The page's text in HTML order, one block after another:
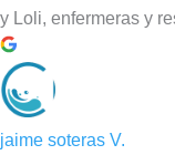
y Loli, enfermeras y
jaime soteras V.